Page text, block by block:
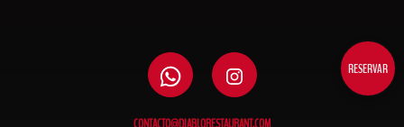
RESERVAR